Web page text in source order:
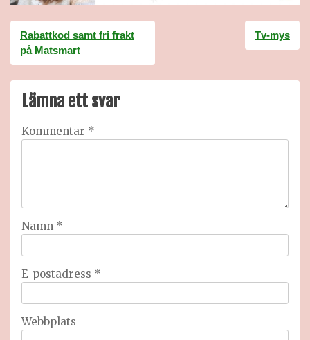
Inläggsnavigering
Rabattkod samt fri frakt
på Matsmart
Tv-mys
Lämna ett svar
Kommentar *
Namn *
E-postadress *
Webbplats